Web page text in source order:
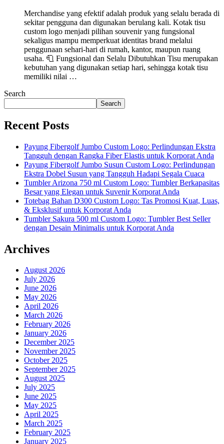
Merchandise yang efektif adalah produk yang selalu berada di
sekitar pengguna dan digunakan berulang kali. Kotak tisu
custom logo menjadi pilihan souvenir yang fungsional
sekaligus mampu memperkuat identitas brand melalui
penggunaan sehari-hari di rumah, kantor, maupun ruang
usaha. 🧻 Fungsional dan Selalu Dibutuhkan Tisu merupakan
kebutuhan yang digunakan setiap hari, sehingga kotak tisu
memiliki nilai …
Search
Search
Recent Posts
Payung Fibergolf Jumbo Custom Logo: Perlindungan Ekstra
Tangguh dengan Rangka Fiber Elastis untuk Korporat Anda
Payung Fibergolf Jumbo Susun Custom Logo: Perlindungan
Ekstra Dobel Susun yang Tangguh Hadapi Segala Cuaca
Tumbler Arizona 750 ml Custom Logo: Tumbler Berkapasitas
Besar yang Elegan untuk Suvenir Korporat Anda
Totebag Bahan D300 Custom Logo: Tas Promosi Kuat, Luas,
& Eksklusif untuk Korporat Anda
Tumbler Sakura 500 ml Custom Logo: Tumbler Best Seller
dengan Desain Minimalis untuk Korporat Anda
Archives
August 2026
July 2026
June 2026
May 2026
April 2026
March 2026
February 2026
January 2026
December 2025
November 2025
October 2025
September 2025
August 2025
July 2025
June 2025
May 2025
April 2025
March 2025
February 2025
January 2025